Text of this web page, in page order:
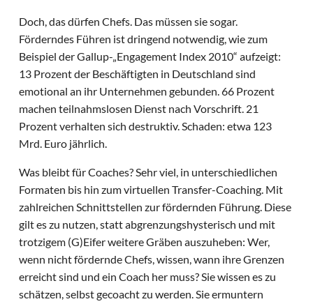
Doch, das dürfen Chefs. Das müssen sie sogar.
Förderndes Führen ist dringend notwendig, wie zum
Beispiel der Gallup-„Engagement Index 2010“ aufzeigt:
13 Prozent der Beschäftigten in Deutschland sind
emotional an ihr Unternehmen gebunden. 66 Prozent
machen teilnahmslosen Dienst nach Vorschrift. 21
Prozent verhalten sich destruktiv. Schaden: etwa 123
Mrd. Euro jährlich.
Was bleibt für Coaches? Sehr viel, in unterschiedlichen
Formaten bis hin zum virtuellen Transfer-Coaching. Mit
zahlreichen Schnittstellen zur fördernden Führung. Diese
gilt es zu nutzen, statt abgrenzungshysterisch und mit
trotzigem (G)Eifer weitere Gräben auszuheben: Wer,
wenn nicht fördernde Chefs, wissen, wann ihre Grenzen
erreicht sind und ein Coach her muss? Sie wissen es zu
schätzen, selbst gecoacht zu werden. Sie ermuntern